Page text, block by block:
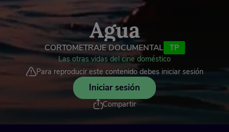
Agua
CORTOMETRAJE DOCUMENTAL
TP
Las otras vidas del cine doméstico
Para reproducir este contenido debes iniciar sesión
Iniciar sesión
Compartir